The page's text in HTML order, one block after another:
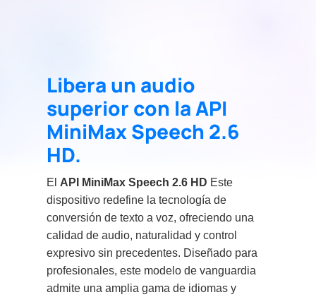
Libera un audio
superior con la API
MiniMax Speech 2.6
HD.
ElAPI MiniMax Speech 2.6 HD Este
dispositivo redefine la tecnología de
conversión de texto a voz, ofreciendo una
calidad de audio, naturalidad y control
expresivo sin precedentes. Diseñado para
profesionales, este modelo de vanguardia
admite una amplia gama de idiomas y